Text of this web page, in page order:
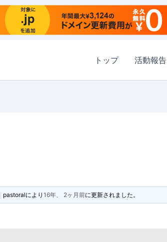
トップ 活動報告
pastoralにより16年、 2ヶ月前に更新されました。